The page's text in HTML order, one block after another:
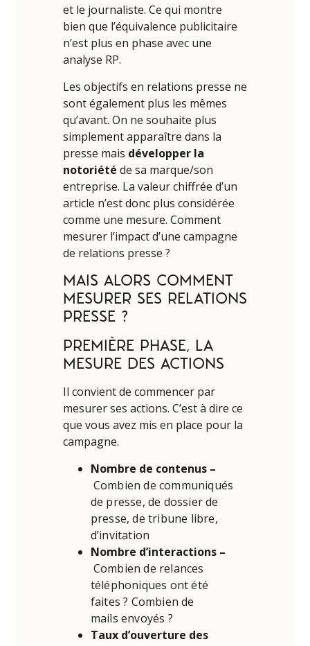
et le journaliste. Ce qui montre
bien que l’équivalence publicitaire
n’est plus en phase avec une
analyse RP.
Les objectifs en relations presse ne
sont également plus les mêmes
qu’avant. On ne souhaite plus
simplement apparaître dans la
presse mais développer la
notoriété de sa marque/son
entreprise. La valeur chiffrée d’un
article n’est donc plus considérée
comme une mesure. Comment
mesurer l’impact d’une campagne
de relations presse ?
MAIS ALORS COMMENT
MESURER SES RELATIONS
PRESSE ?
PREMIÈRE PHASE, LA
MESURE DES ACTIONS
Il convient de commencer par
mesurer ses actions. C’est à dire ce
que vous avez mis en place pour la
campagne.
Nombre de contenus –
Combien de communiqués
de presse, de dossier de
presse, de tribune libre,
d’invitation
Nombre d’interactions –
Combien de relances
téléphoniques ont été
faites ? Combien de
mails envoyés ?
Taux d’ouverture des